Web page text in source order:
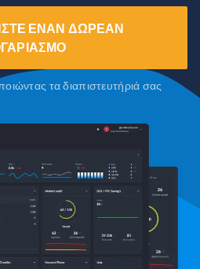
ΈΝΑΝ ΔΩΡΕΆΝ
τα διαπιστευτήριά σας